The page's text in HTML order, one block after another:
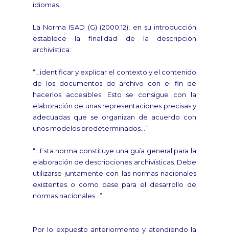
idiomas.
La Norma ISAD (G) (2000:12), en su introducción
establece la finalidad de la descripción
archivística:
“…identificar y explicar el contexto y el contenido
de los documentos de archivo con el fin de
hacerlos accesibles. Esto se consigue con la
elaboración de unas representaciones precisas y
adecuadas que se organizan de acuerdo con
unos modelos predeterminados…”
“…Esta norma constituye una guía general para la
elaboración de descripciones archivísticas. Debe
utilizarse juntamente con las normas nacionales
existentes o como base para el desarrollo de
normas nacionales…”
Por lo expuesto anteriormente y atendiendo la